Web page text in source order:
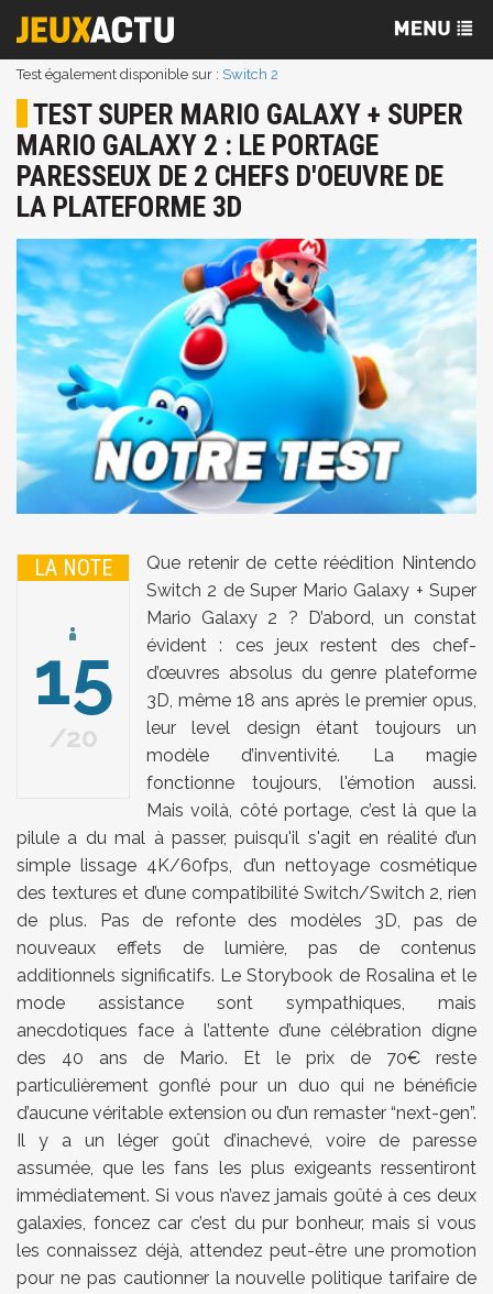
Test également disponible sur : Switch 2
TEST SUPER MARIO GALAXY + SUPER
MARIO GALAXY 2 : LE PORTAGE
PARESSEUX DE 2 CHEFS D'OEUVRE DE
LA PLATEFORME 3D
LA NOTE
15
20
Que retenir de cette réédition Nintendo
Switch 2 de Super Mario Galaxy + Super
Mario Galaxy 2 ? D’abord, un constat
évident : ces jeux restent des chef-
d’œuvres absolus du genre plateforme
3D, même 18 ans après le premier opus,
leur level design étant toujours un
modèle d’inventivité. La magie
fonctionne toujours, l'émotion aussi.
Mais voilà, côté portage, c’est là que la
pilule a du mal à passer, puisqu'il s'agit en réalité d’un
simple lissage 4K/60fps, d’un nettoyage cosmétique
des textures et d’une compatibilité Switch/Switch 2, rien
de plus. Pas de refonte des modèles 3D, pas de
nouveaux effets de lumière, pas de contenus
additionnels significatifs. Le Storybook de Rosalina et le
mode assistance sont sympathiques, mais
anecdotiques face à l’attente d’une célébration digne
des 40 ans de Mario. Et le prix de 70€ reste
particulièrement gonflé pour un duo qui ne bénéficie
d’aucune véritable extension ou d’un remaster “next-gen”.
Il y a un léger goût d’inachevé, voire de paresse
assumée, que les fans les plus exigeants ressentiront
immédiatement. Si vous n’avez jamais goûté à ces deux
galaxies, foncez car c’est du pur bonheur, mais si vous
les connaissez déjà, attendez peut-être une promotion
pour ne pas cautionner la nouvelle politique tarifaire de